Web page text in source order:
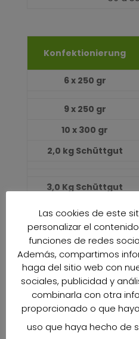
Konfektionierung
6 x 250 gr
9 x 250 gr
10 x 300 gr
2,0 kg Schüttgut
3,0 Kg Schüttgut
Las cookies de este
personalizar el
funciones de redes
Además, compartimos
haga del sitio web con
sociales, publicidad y
combinarla con otra
proporcionado o que
uso que haya hecho de